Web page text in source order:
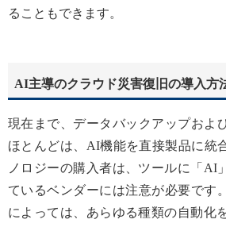
ることもできます。
AI主導のクラウド災害復旧の導入方
現在まで、データバックアップおよ
ほとんどは、AI機能を直接製品に統
ノロジーの購入者は、ツールに「AI
ているベンダーには注意が必要です
によっては、あらゆる種類の自動化